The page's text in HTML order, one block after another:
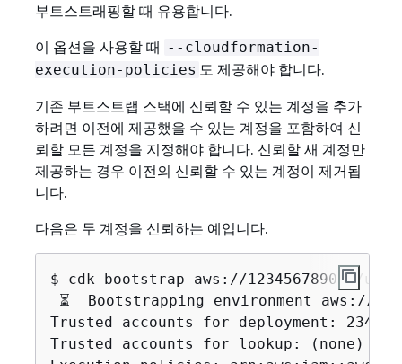
부트스트래핑할 때 유용합니다.
이 옵션을 사용할 때 --cloudformation-
execution-policies 도 제공해야 합니다.
기존 부트스트랩 스택에 신뢰할 수 있는 계정을 추가
하려면 이전에 제공했을 수 있는 계정을 포함하여 신
뢰할 모든 계정을 지정해야 합니다. 신뢰할 새 계정만
제공하는 경우 이전의 신뢰할 수 있는 계정이 제거됩
니다.
다음은 두 계정을 신뢰하는 예입니다.
$ cdk bootstrap aws://123456789012/
⏳  Bootstrapping environment aws://
Trusted accounts for deployment:
Trusted accounts for lookup: (none)